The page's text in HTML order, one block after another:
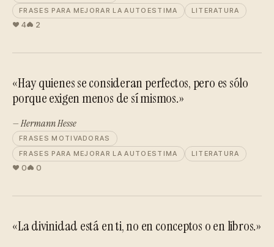
FRASES PARA MEJORAR LA AUTOESTIMA
LITERATURA
4 2
«Hay quienes se consideran perfectos, pero es sólo
porque exigen menos de sí mismos.»
— Hermann Hesse
FRASES MOTIVADORAS
FRASES PARA MEJORAR LA AUTOESTIMA
LITERATURA
0 0
«La divinidad está en ti, no en conceptos o en libros.»